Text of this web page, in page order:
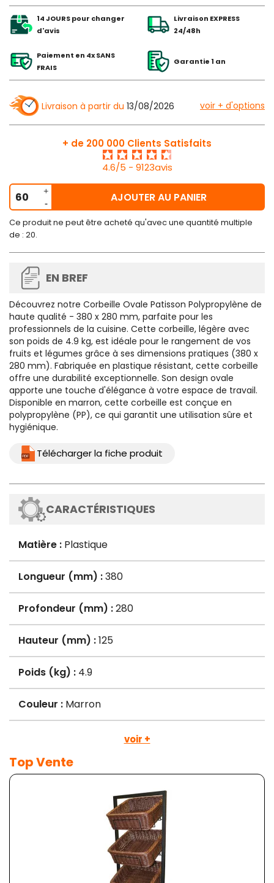
14 JOURS pour changer
d'avis
Livraison EXPRESS
24/48h
Paiement en 4x SANS
FRAIS
Garantie 1 an
Livraison à partir du 13/08/2026 voir + d'options
+ de 200 000 Clients Satisfaits
4.6/5 - 9123avis
AJOUTER AU PANIER
Ce produit ne peut être acheté qu'avec une quantité multiple
de : 20.
EN BREF
Découvrez notre Corbeille Ovale Patisson Polypropylène de
haute qualité - 380 x 280 mm, parfaite pour les
professionnels de la cuisine. Cette corbeille, légère avec
son poids de 4.9 kg, est idéale pour le rangement de vos
fruits et légumes grâce à ses dimensions pratiques (380 x
280 mm). Fabriquée en plastique résistant, cette corbeille
offre une durabilité exceptionnelle. Son design ovale
apporte une touche d'élégance à votre espace de travail.
Disponible en marron, cette corbeille est conçue en
polypropylène (PP), ce qui garantit une utilisation sûre et
hygiénique.
Télécharger la fiche produit
CARACTÉRISTIQUES
Matière : Plastique
Longueur (mm) :380
Profondeur (mm) :280
Hauteur (mm) :125
Poids (kg) : 4.9
Couleur : Marron
voir +
Top Vente